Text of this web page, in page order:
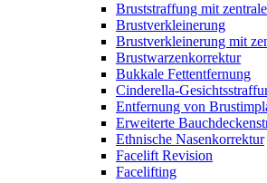
Bruststraffung mit
Brustverkleinerung
Brustverkleinerung mit
Brustwarzenkorrektur
Bukkale Fettentfernung
Cinderella-
Entfernung von
Erweiterte
Ethnische Nasenkorrektur
Facelift Revision
Facelifting